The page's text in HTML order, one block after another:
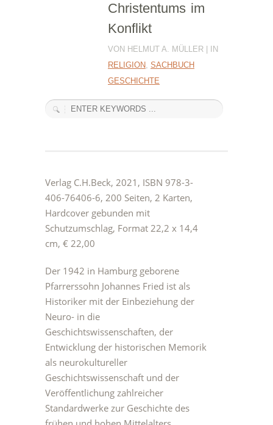
Christentums im
Konflikt
VON HELMUT A. MÜLLER | IN
RELIGION, SACHBUCH
GESCHICHTE
Verlag C.H.Beck, 2021, ISBN 978-3-
406-76406-6, 200 Seiten, 2 Karten,
Hardcover gebunden mit
Schutzumschlag, Format 22,2 x 14,4
cm, € 22,00
Der 1942 in Hamburg geborene
Pfarrerssohn Johannes Fried ist als
Historiker mit der Einbeziehung der
Neuro- in die
Geschichtswissenschaften, der
Entwicklung der historischen Memorik
als neurokultureller
Geschichtswissenschaft und der
Veröffentlichung zahlreicher
Standardwerke zur Geschichte des